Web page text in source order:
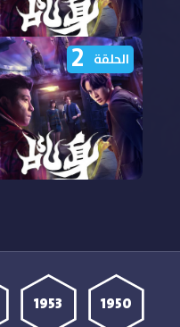
مشاهدة مسلسل Agent
from Above الحلقة 4
مترجمة
الحلقة 2
1950
1953